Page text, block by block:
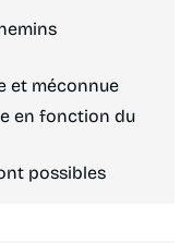
et méconnue
en fonction du
possibles